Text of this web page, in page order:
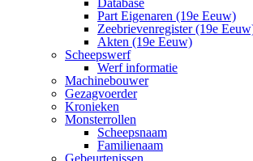
Database
Part Eigenaren (19e Eeuw)
Zeebrievenregister (19e
Akten (19e Eeuw)
Scheepswerf
Werf informatie
Machinebouwer
Gezagvoerder
Kronieken
Monsterrollen
Scheepsnaam
Familienaam
Gebeurtenissen